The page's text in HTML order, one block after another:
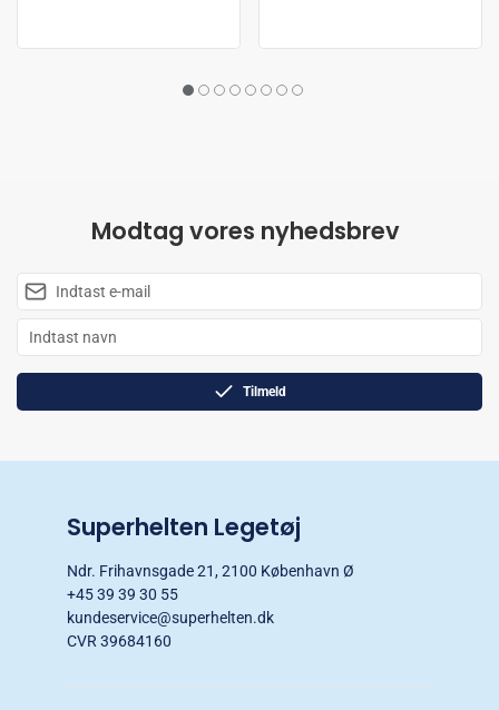
Modtag vores nyhedsbrev
Tilmeld
Superhelten Legetøj
Ndr. Frihavnsgade 21, 2100 København Ø
+45 39 39 30 55
kundeservice@superhelten.dk
CVR 39684160